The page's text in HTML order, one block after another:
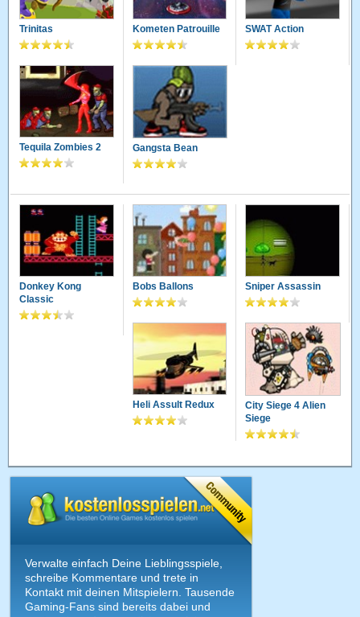
Trinitas Kometen Patrouille SWAT Action
Tequila Zombies 2 Gangsta Bean
Donkey Kong
Classic
Bobs Ballons Sniper Assassin
Heli Assult Redux
City Siege 4 Alien
Siege
Verwalte einfach Deine Lieblingsspiele,
schreibe Kommentare und trete in
Kontakt mit deinen Mitspielern. Tausende
Gaming-Fans sind bereits dabei und